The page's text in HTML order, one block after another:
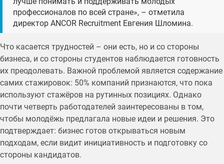
профессионалов по всей стране», – отметила
директор ANCOR Recruitment Евгения Шломина.
Что касается трудностей – они есть, но и со стороны
бизнеса, и со стороны студентов наблюдается готовность
их преодолевать. Важной проблемой является содержание
самих стажировок: 50% компаний признаются, что пока
используют стажёров на рутинных позициях. Однако
почти четверть работодателей заинтересованы в том,
чтобы молодёжь предлагала новые идеи и решения. Это
подтверждает: бизнес готов открываться новым
подходам, если видит инициативность и подготовку со
стороны кандидатов.